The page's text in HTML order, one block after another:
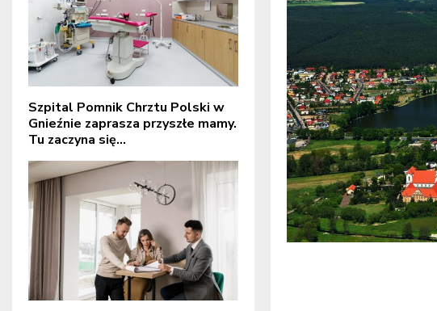
Szpital Pomnik Chrztu Polski w
Gnieźnie zaprasza przyszłe mamy.
Tu zaczyna się...